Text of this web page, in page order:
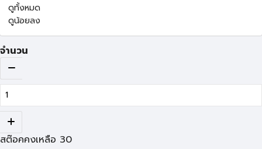
ดูทั้งหมด
ดูน้อยลง
จำนวน
สต๊อคคงเหลือ 30